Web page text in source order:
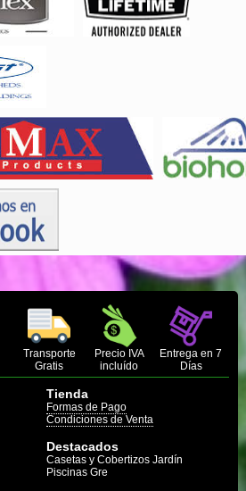
Transporte
Gratis
Precio IVA
incluído
Entrega en 7
Días
Tienda
Formas de Pago
Condiciones de Venta
Destacados
Casetas y Cobertizos Jardín
Piscinas Gre